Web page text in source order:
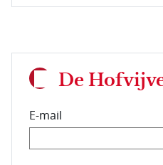
De
E-mail